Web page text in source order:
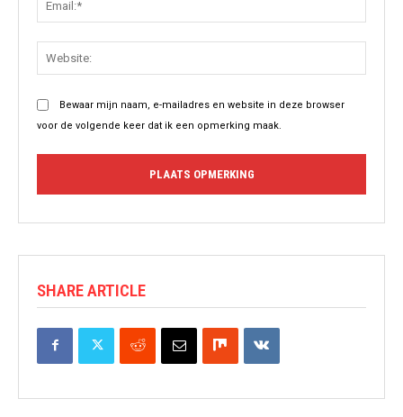
Bewaar mijn naam, e-mailadres en website in deze browser
voor de volgende keer dat ik een opmerking maak.
SHARE ARTICLE